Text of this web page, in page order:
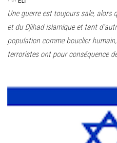
Une guerre est toujours sale, alors
et du Djihad islamique et tant
population comme bouclier
terroristes ont pour conséquence